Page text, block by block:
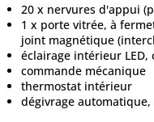
20 x nervures d'appui
1 x porte vitrée, à
joint magnétique
éclairage intérieur
commande mécanique
thermostat intérieur
dégivrage